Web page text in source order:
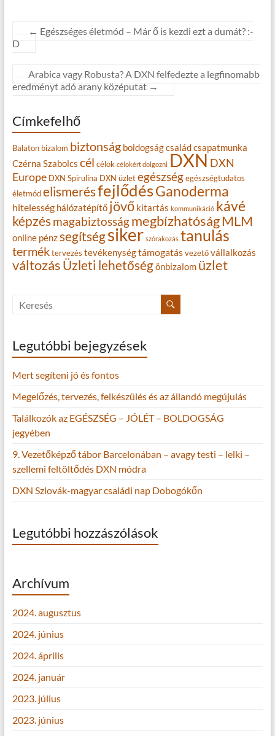
← Egészséges életmód – Már ő is kezdi ezt a dumát? :-
D
Arabica vagy Robusta? A DXN felfedezte a legfinomabb
eredményt adó arany középutat →
Címkefelhő
Balaton bizalom biztonság boldogságcsaládcsapatmunka
Czérna Szabolcs cél célok célokért dolgozni DXNDXN
Europe DXN Spirulina DXN üzlet egészség egészségtudatos
életmód elismerésfejlődésGanoderma
hitelesség hálózatépítő jövő kitartás kommunikáció kávé
képzésmagabiztosságmegbízhatóságMLM
online pénzsegítségsiker szórakozás tanulás
termék tervezés tevékenységtámogatás vezető vállalkozás
változás Üzleti lehetőségönbizalom üzlet
Legutóbbi bejegyzések
Mert segíteni jó és fontos
Megelőzés, tervezés, felkészülés és az állandó megújulás
Találkozók az EGÉSZSÉG – JÓLÉT – BOLDOGSÁG
jegyében
9. Vezetőképző tábor Barcelonában – avagy testi – lelki –
szellemi feltöltődés DXN módra
DXN Szlovák-magyar családi nap Dobogókőn
Legutóbbi hozzászólások
Archívum
2024. augusztus
2024. június
2024. április
2024. január
2023. július
2023. június